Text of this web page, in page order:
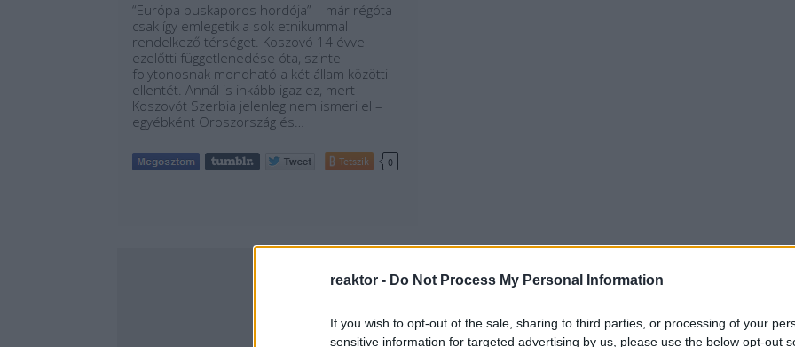
reaktor - Do Not Process My Personal Information
If you wish to opt-out of the sale, sharing to third parties, or processing of your
sensitive information for targeted advertising by us, please use the below opt-out
“Európa puskaporos hordója” – már régóta
csak így emlegetik a sok etnikummal
rendelkező térséget. Koszovó 14 évvel
ezelőtti függetlenedése óta, szinte
folytonosnak mondható a két állam közötti
ellentét. Annál is inkább igaz ez, mert
Koszovót Szerbia jelenleg nem ismeri el –
egyébként Oroszország és…
Tetszik 0
REAKTOR